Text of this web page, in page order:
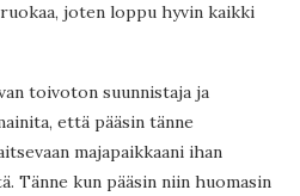
joten loppu hyvin kaikki
toivoton suunnistaja ja
että pääsin tänne
majapaikkaani ihan
Tänne kun pääsin niin huomasin